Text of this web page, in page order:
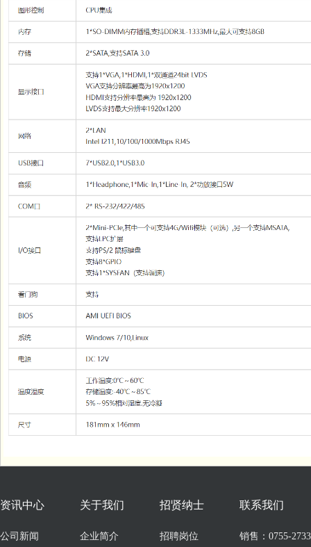
资讯中心
公司新闻
关于我们
企业简介
招贤纳士
招聘岗位
联系我们
销售：0755-